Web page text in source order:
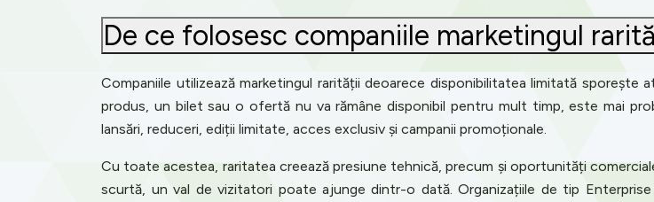
De ce folosesc companiile marketingul
Companiile utilizează marketingul rarității deoarece disponibilitatea limitată
produs, un bilet sau o ofertă nu va rămâne disponibil pentru mult timp, este mai
lansări, reduceri, ediții limitate, acces exclusiv și campanii promoționale.
Cu toate acestea, raritatea creează presiune tehnică, precum și oportunități
scurtă, un val de vizitatori poate ajunge dintr-o dată. Organizațiile de tip